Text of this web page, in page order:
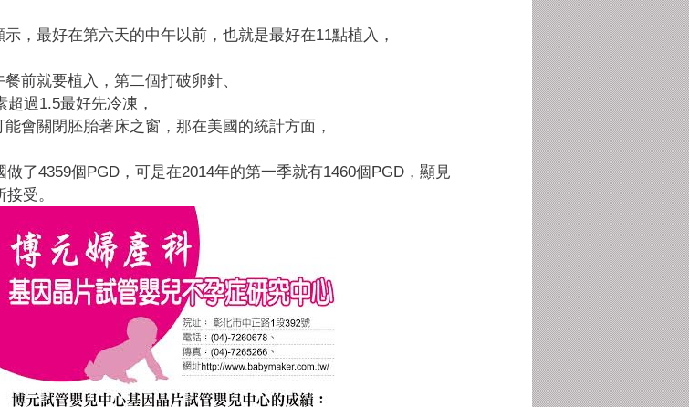
，最好在第六天的中午以前， 也就是最好在11點植入，
前就要植入，第二個打破卵針、
超過1.5最好先冷凍，
會關閉胚胎著床之窗，那在美國的統計方面，
了4359個PGD， 可是在2014年的第一季就有1460個PGD， 顯見
受。